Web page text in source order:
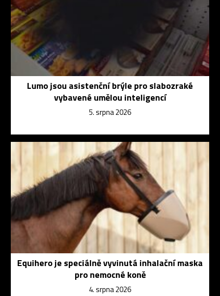
Lumo jsou asistenční brýle pro slabozraké
vybavené umělou inteligencí
5. srpna 2026
Equihero je speciálně vyvinutá inhalační maska
pro nemocné koně
4. srpna 2026